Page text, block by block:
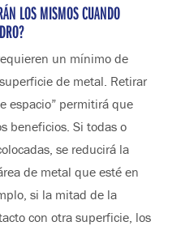
LOS MISMOS CUANDO
un mínimo de
de metal. Retirar
espacio” permitirá que
beneficios. Si todas o
se reducirá la
de metal que esté en
si la mitad de la
con otra superficie, los